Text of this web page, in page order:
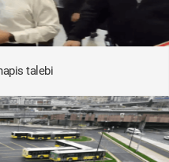
talebi